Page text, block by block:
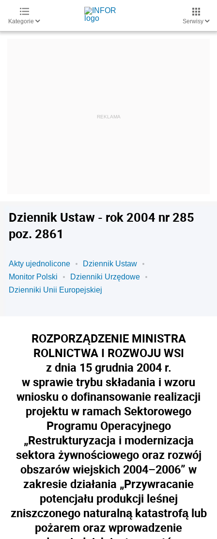
Kategorie Serwisy
Dziennik Ustaw - rok 2004 nr 285
poz. 2861
Akty ujednolicone
Dziennik Ustaw
Monitor Polski
Dzienniki Urzędowe
Dzienniki Unii Europejskiej
ROZPORZĄDZENIE MINISTRA
ROLNICTWA I ROZWOJU WSI
z dnia 15 grudnia 2004 r.
w sprawie trybu składania i wzoru
wniosku o dofinansowanie realizacji
projektu w ramach Sektorowego
Programu Operacyjnego
„Restrukturyzacja i modernizacja
sektora żywnościowego oraz rozwój
obszarów wiejskich 2004–2006” w
zakresie działania „Przywracanie
potencjału produkcji leśnej
zniszczonego naturalną katastrofą lub
pożarem oraz wprowadzenie